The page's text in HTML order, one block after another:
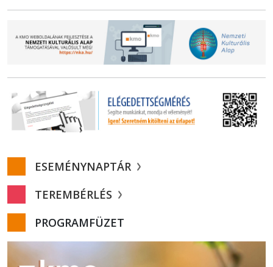
ESEMÉNYNAPTÁR
TEREMBÉRLÉS
PROGRAMFÜZET